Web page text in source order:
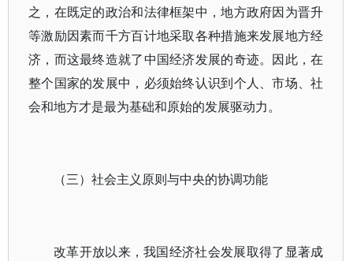
之，在既定的政治和法律框架中，地方政府因为晋升
等激励因素而千方百计地采取各种措施来发展地方经
济，而这最终造就了中国经济发展的奇迹。因此，在
整个国家的发展中，必须始终认识到个人、市场、社
会和地方才是最为基础和原始的发展驱动力。
（三）社会主义原则与中央的协调功能
改革开放以来，我国经济社会发展取得了显著成